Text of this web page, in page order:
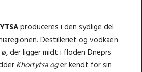
produceres i den sydlige del
Destilleriet og vodkaen
der ligger midt i floden Dneprs
Khortytsa oger kendt for sin